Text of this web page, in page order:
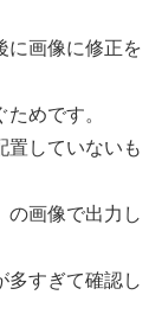
に画像に修正を
めです。
置していないも
の画像で出力し
多すぎて確認し